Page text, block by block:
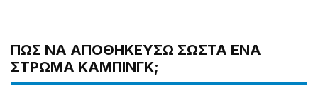
ΠΏΣ ΝΑ ΑΠΟΘΗΚΕΎΣΩ ΣΩΣΤΆ ΈΝΑ
ΣΤΡΏΜΑ ΚΆΜΠΙΝΓΚ;